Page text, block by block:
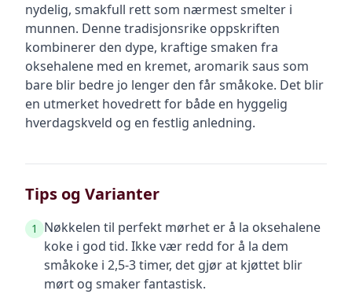
nydelig, smakfull rett som nærmest smelter i
munnen. Denne tradisjonsrike oppskriften
kombinerer den dype, kraftige smaken fra
oksehalene med en kremet, aromarik saus som
bare blir bedre jo lenger den får småkoke. Det blir
en utmerket hovedrett for både en hyggelig
hverdagskveld og en festlig anledning.
Tips og Varianter
1
Nøkkelen til perfekt mørhet er å la oksehalene
koke i god tid. Ikke vær redd for å la dem
småkoke i 2,5-3 timer, det gjør at kjøttet blir
mørt og smaker fantastisk.